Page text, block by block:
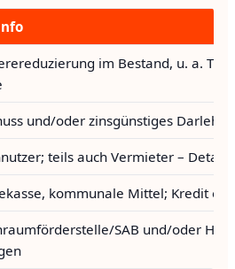
im Bestand, u. a.
und/oder zinsgünstiges
teils auch Vermieter –
kommunale Mittel; Kredit
SAB und/oder